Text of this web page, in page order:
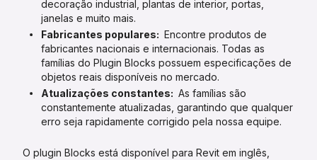
decoração industrial, plantas de interior, portas,
janelas e muito mais.
Fabricantes populares: Encontre produtos de
fabricantes nacionais e internacionais. Todas as
famílias do Plugin Blocks possuem especificações de
objetos reais disponíveis no mercado.
Atualizações constantes: As famílias são
constantemente atualizadas, garantindo que qualquer
erro seja rapidamente corrigido pela nossa equipe.
O plugin Blocks está disponível para Revit em inglês,